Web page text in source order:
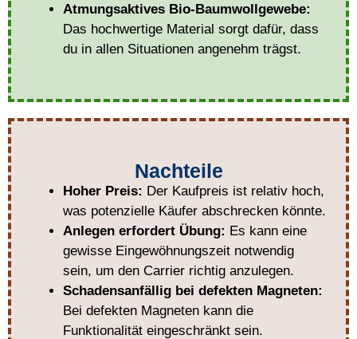
Atmungsaktives Bio-Baumwollgewebe:
Das hochwertige Material sorgt dafür, dass
du in allen Situationen angenehm trägst.
Nachteile
Hoher Preis: Der Kaufpreis ist relativ hoch,
was potenzielle Käufer abschrecken könnte.
Anlegen erfordert Übung: Es kann eine
gewisse Eingewöhnungszeit notwendig
sein, um den Carrier richtig anzulegen.
Schadensanfällig bei defekten Magneten:
Bei defekten Magneten kann die
Funktionalität eingeschränkt sein.